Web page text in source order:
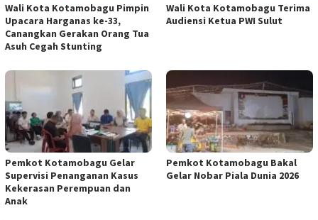
Wali Kota Kotamobagu Pimpin
Upacara Harganas ke-33,
Canangkan Gerakan Orang Tua
Asuh Cegah Stunting
Wali Kota Kotamobagu Terima
Audiensi Ketua PWI Sulut
Pemkot Kotamobagu Gelar
Supervisi Penanganan Kasus
Kekerasan Perempuan dan
Anak
Pemkot Kotamobagu Bakal
Gelar Nobar Piala Dunia 2026